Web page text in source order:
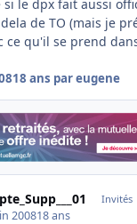
si le dpx fait aussi
de TO (mais je
ce qu'il se prend
18 ans par eugene
Invités
200818 ans